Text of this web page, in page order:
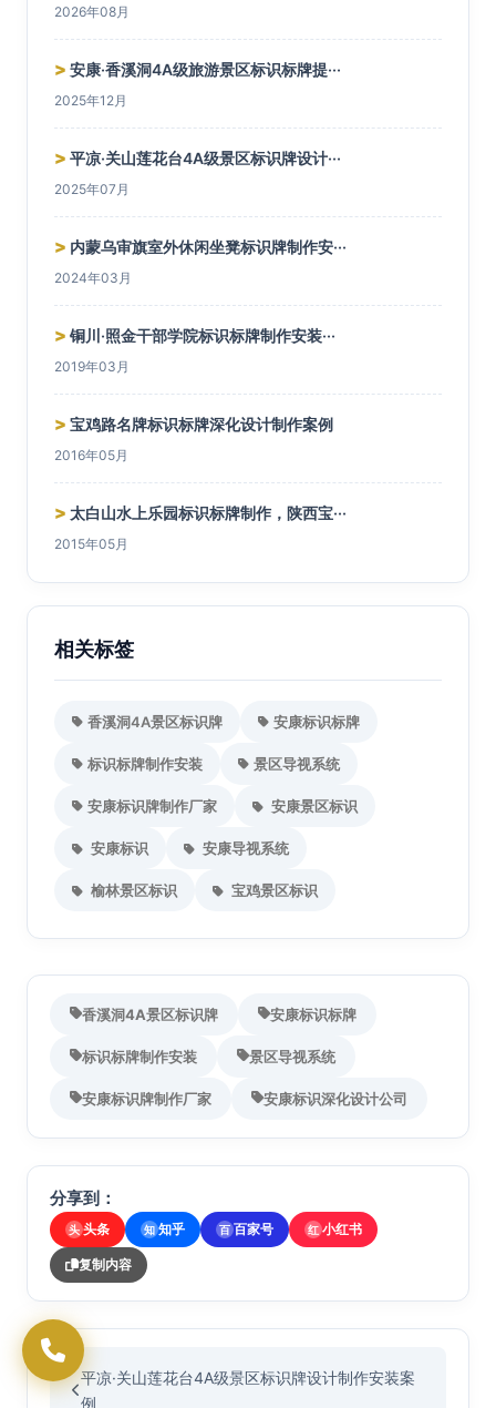
2026年08月
> 安康·香溪洞4A级旅游景区标识标牌提···
2025年12月
> 平凉·关山莲花台4A级景区标识牌设计···
2025年07月
> 内蒙乌审旗室外休闲坐凳标识牌制作安···
2024年03月
> 铜川·照金干部学院标识标牌制作安装···
2019年03月
> 宝鸡路名牌标识标牌深化设计制作案例
2016年05月
> 太白山水上乐园标识标牌制作，陕西宝···
2015年05月
相关标签
香溪洞4A景区标识牌 安康标识标牌
标识标牌制作安装 景区导视系统
安康标识牌制作厂家 安康景区标识
安康标识 安康导视系统
榆林景区标识 宝鸡景区标识
香溪洞4A景区标识牌 安康标识标牌
标识标牌制作安装 景区导视系统
安康标识牌制作厂家 安康标识深化设计公司
分享到：
头 头条 知 知乎 百 百家号 红 小红书
复制内容
平凉·关山莲花台4A级景区标识牌设计制作安装案
例